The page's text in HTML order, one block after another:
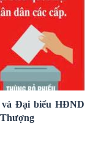
Đại biểu HĐND